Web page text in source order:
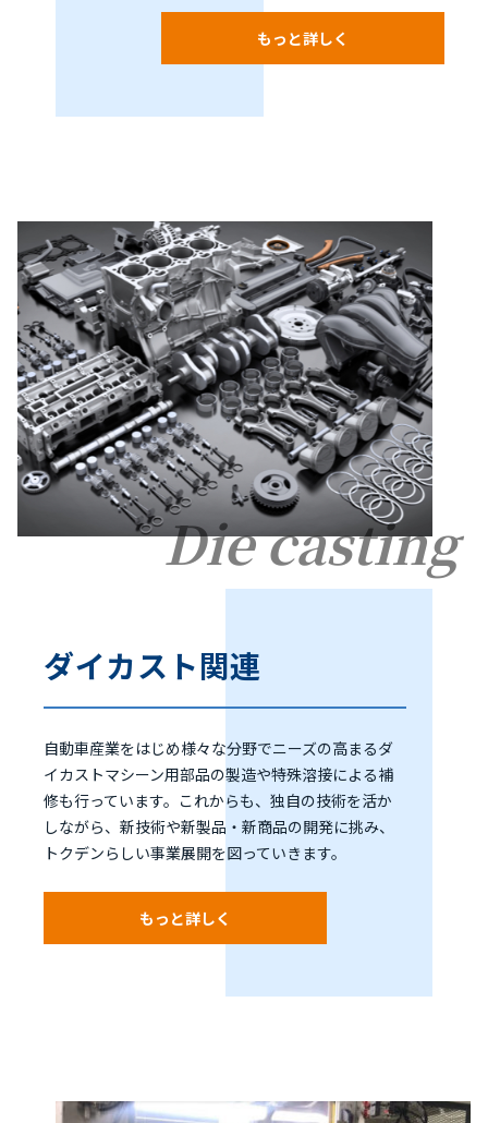
もっと詳しく
Die casting
ダイカスト関連
自動車産業をはじめ様々な分野でニーズの高まるダ
イカストマシーン用部品の製造や特殊溶接による補
修も行っています。これからも、独自の技術を活か
しながら、新技術や新製品・新商品の開発に挑み、
トクデンらしい事業展開を図っていきます。
もっと詳しく